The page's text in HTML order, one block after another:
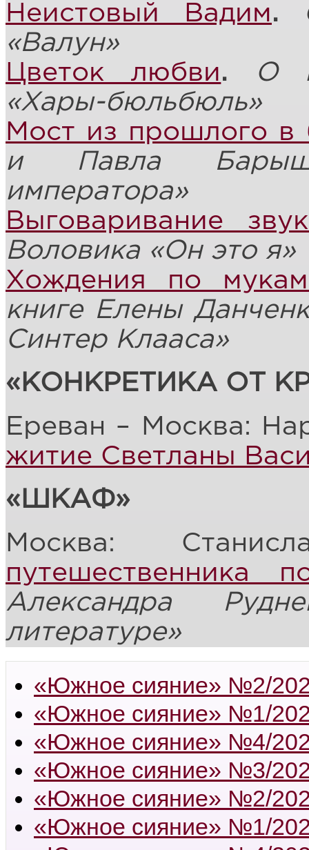
Неистовый Вадим.
«Валун»
Цветок любви.
О
«Хары-бюльбюль»
Мост из прошлого в
и Павла
императора»
Выговаривание
Воловика «Он это я»
Хождения по
книге Елены
Синтер Клааса»
«КОНКРЕТИКА ОТ
Ереван – Москва:
житие Светланы
«ШКАФ»
Москва:
путешественника
Александра
литературе»
«Южное сияние» №2/
«Южное сияние» №1/
«Южное сияние» №4/
«Южное сияние» №3/
«Южное сияние» №2/
«Южное сияние» №1/